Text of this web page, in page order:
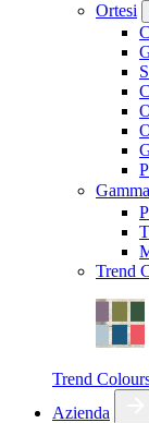
Ortesi
Trend
Trend
Azienda